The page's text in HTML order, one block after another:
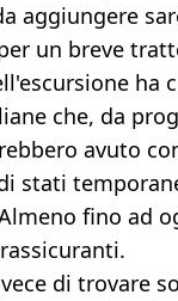
aggiungere
un breve
ha
che, da
avuto
stati
fino ad
di trovare